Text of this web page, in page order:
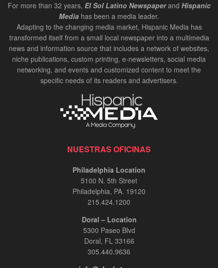
For more than 32 years, El Sol Latino Newspaperand Hispanic
Media has been a media leader.
Adapting to the changing media market, Hispanic Media has
transformed itself from a small local newspaper into a multimedia
news and information source that includes a network of websites,
niche publications, custom printing, e-newsletters, social media
networking, and events and customized content to meet the
specific needs of its readers and advertisers.
NUESTRAS OFICINAS
Philadelphia Location
5100 N. 5th Street
Philadelphia, PA. 19120
215.424.1200
Doral – Location
5300 Paseo Blvd
Doral, FL 33166
305.440.9636